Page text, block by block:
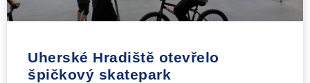
Uherské Hradiště otevřelo
špičkový skatepark